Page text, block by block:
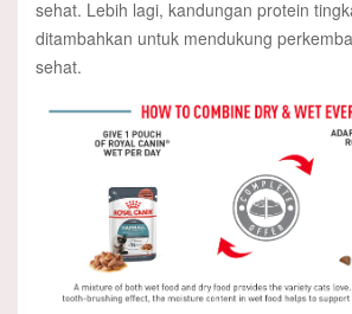
sehat. Lebih lagi, kandungan protein
ditambahkan untuk mendukung
sehat.